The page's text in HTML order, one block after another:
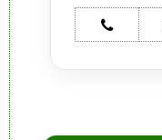
telefono
Network